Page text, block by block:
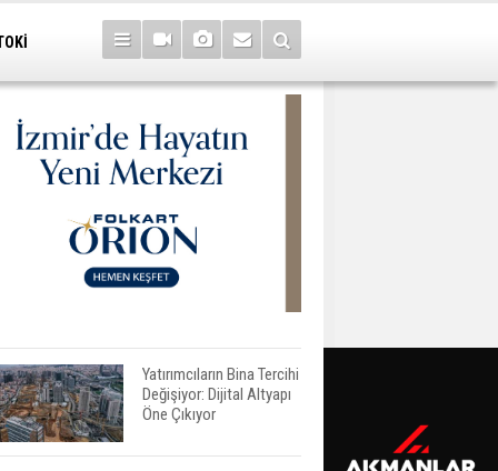
Yatırımcıların Bina Tercihi
Değişiyor: Dijital Altyapı
Öne Çıkıyor